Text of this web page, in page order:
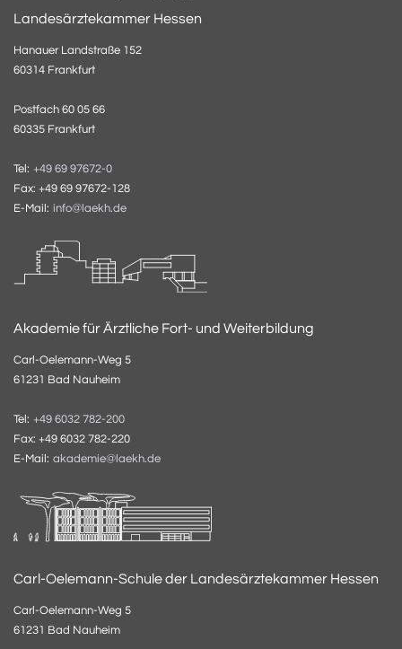
Landesärztekammer Hessen
Hanauer Landstraße 152
60314 Frankfurt
Postfach 60 05 66
60335 Frankfurt
Tel: +49 69 97672-0
Fax: +49 69 97672-128
E-Mail: info@laekh.de
Akademie für Ärztliche Fort- und Weiterbildung
Carl-Oelemann-Weg 5
61231 Bad Nauheim
Tel: +49 6032 782-200
Fax: +49 6032 782-220
E-Mail: akademie@laekh.de
Carl-Oelemann-Schule der Landesärztekammer Hessen
Carl-Oelemann-Weg 5
61231 Bad Nauheim